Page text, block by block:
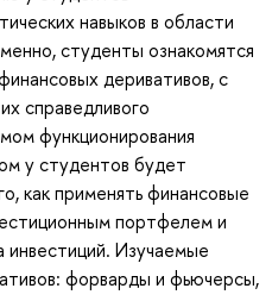
навыков в области
студенты ознакомятся
деривативов, с
справедливого
функционирования
у студентов будет
как применять финансовые
портфелем и
инвестиций. Изучаемые
форварды и фьючерсы,